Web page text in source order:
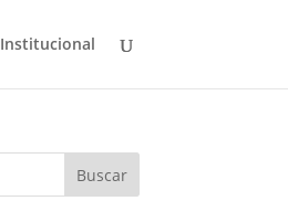
Institucional
Buscar